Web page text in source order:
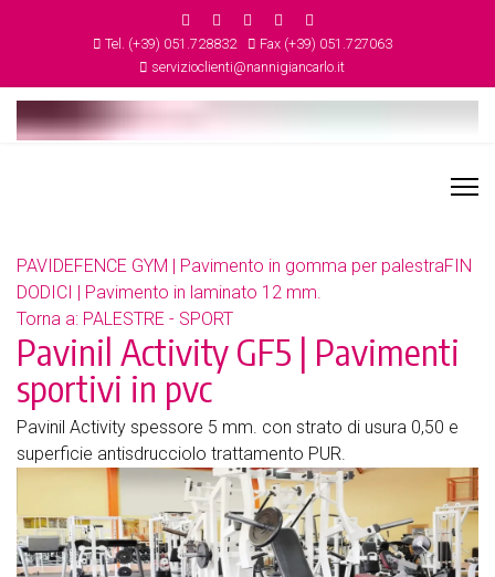
Tel. (+39) 051.728832
Fax (+39) 051.727063
servizioclienti@nannigiancarlo.it
PAVIDEFENCE GYM | Pavimento in gomma per palestraFIN
DODICI | Pavimento in laminato 12 mm.
Torna a: PALESTRE - SPORT
Pavinil Activity GF5 | Pavimenti
sportivi in pvc
Pavinil Activity spessore 5 mm. con strato di usura 0,50 e
superficie antisdrucciolo trattamento PUR.